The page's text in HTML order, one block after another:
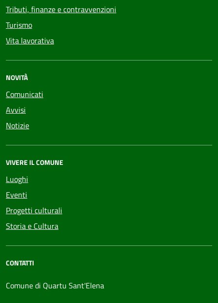
Tributi, finanze e contravvenzioni
Turismo
Vita lavorativa
NOVITÀ
Comunicati
Avvisi
Notizie
VIVERE IL COMUNE
Luoghi
Eventi
Progetti culturali
Storia e Cultura
CONTATTI
Comune di Quartu Sant'Elena